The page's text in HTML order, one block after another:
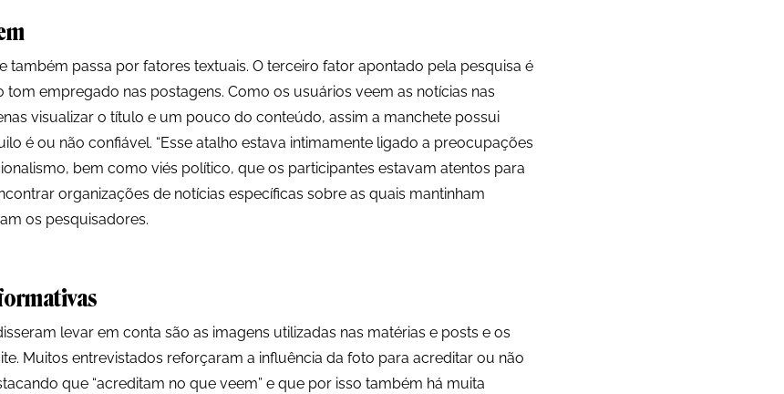
também passa por fatores textuais. O terceiro fator apontado pela pesquisa é
tom empregado nas postagens. Como os usuários veem as notícias nas
visualizar o título e um pouco do conteúdo, assim a manchete possui
é ou não confiável. “Esse atalho estava intimamente ligado a preocupações
bem como viés político, que os participantes estavam atentos para
organizações de notícias específicas sobre as quais mantinham
os pesquisadores.
levar em conta são as imagens utilizadas nas matérias e posts e os
Muitos entrevistados reforçaram a influência da foto para acreditar ou não
que “acreditam no que veem” e que por isso também há muita